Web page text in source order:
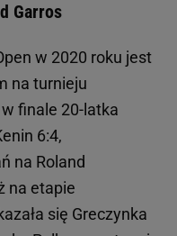
Garros
w 2020 roku jest
na turnieju
finale 20-latka
6:4,
na Roland
na etapie
się Greczynka